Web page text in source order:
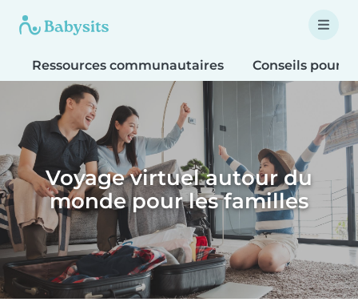
Ressources communautaires Conseils pour
Voyage virtuel autour du
monde pour les familles